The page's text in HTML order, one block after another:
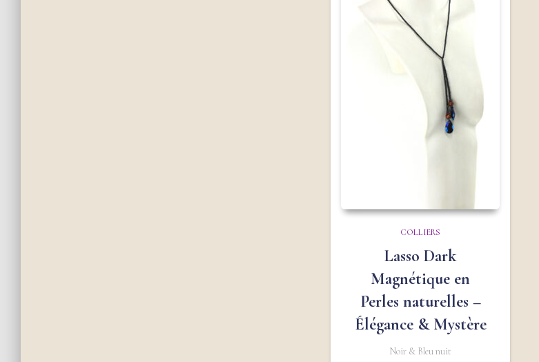
COLLIERS
Lasso Dark
Magnétique en
Perles naturelles –
Élégance & Mystère
Noir & Bleu nuit